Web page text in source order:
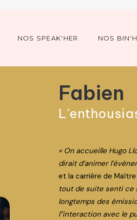
NOS SPEAK'HER NOS
Fabien
« On accueille Hugo
dirait d’animer
et la carrière de
tout de suite senti ce
longtemps des
l'’interaction avec le